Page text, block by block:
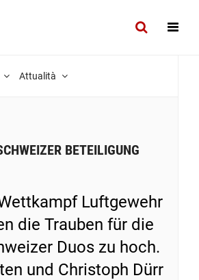
Attualità
BETEILIGUNG
Luftgewehr
die Trauben für die
Duos zu hoch.
und Christoph Dürr